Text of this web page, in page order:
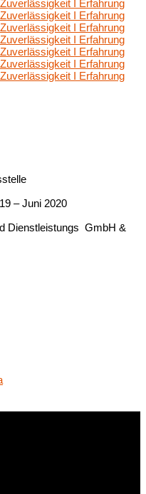
– Juni 2020
Dienstleistungs GmbH &